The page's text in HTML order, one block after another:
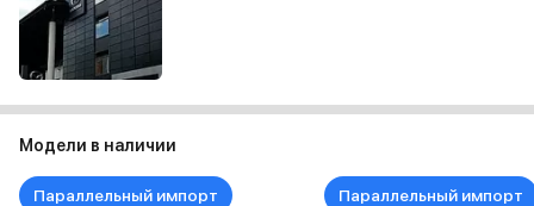
Модели в наличии
Параллельный импорт Параллельный импорт